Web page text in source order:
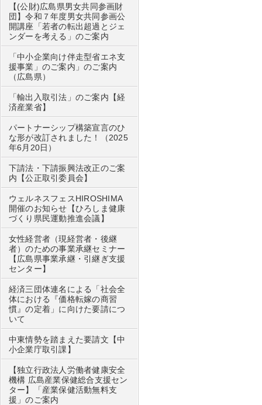
【(公財)広島県男女共同参画財
団】令和７年度男女共同参画公
開講座「若者の転出超過とジェ
ンダーを考える」のご案内
「中小企業向け伴走型省エネ支
援事業」のご案内」のご案内
（広島県）
「輸出入取引法」のご案内【経
済産業省】
パートナーシップ構築宣言のひ
な形が改訂されました！（2025
年6月20日）
下請法・下請振興法改正のご案
内【公正取引委員会】
ウェルネスフェスHIROSHIMA
開催のお知らせ【ひろしま健康
づくり県民運動推進会議】
女性経営者（現経営者・後継
者）のための事業承継セミナー
【広島県事業承継・引継ぎ支援
センター】
経済三団体連名による「社会全
体における『価格転嫁の商習
慣』の定着」に向けた要請につ
いて
中東情勢を踏まえた要請文【中
小企業庁取引課】
【独立行政法人労働者健康安全
機構 広島産業保健総合支援セン
ター】「産業保健活動無料支
援」のご案内